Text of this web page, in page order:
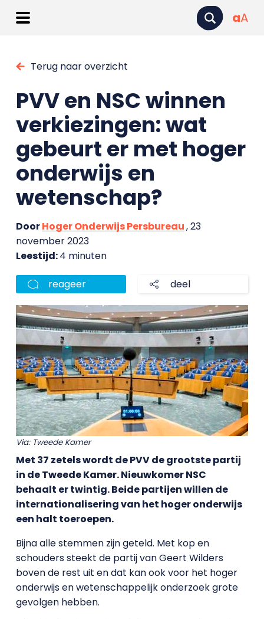
aA
Terug naar overzicht
PVV en NSC winnen
verkiezingen: wat
gebeurt er met hoger
onderwijs en
wetenschap?
DoorHoger Onderwijs Persbureau, 23
november 2023
Leestijd:4 minuten
reageer deel
Via: Tweede Kamer
Met 37 zetels wordt de PVV de grootste partij
in de Tweede Kamer. Nieuwkomer NSC
behaalt er twintig. Beide partijen willen de
internationalisering van het hoger onderwijs
een halt toeroepen.
Bijna alle stemmen zijn geteld. Met kop en
schouders steekt de partij van Geert Wilders
boven de rest uit en dat kan ook voor het hoger
onderwijs en wetenschappelijk onderzoek grote
gevolgen hebben.